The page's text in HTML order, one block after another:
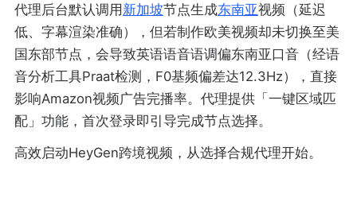
代理后台默认调用新加坡节点生成东南亚视频（延迟
低、字幕渲染准确），但若制作欧美视频却未切换至美
国东部节点，会导致英语语音语调偏东南亚口音（经语
音分析工具Praat检测，F0基频偏差达12.3Hz），直接
影响Amazon视频广告完播率。代理提供「一键区域匹
配」功能，首次登录即引导完成节点选择。
高效启动HeyGen跨境视频，从选择合规代理开始。